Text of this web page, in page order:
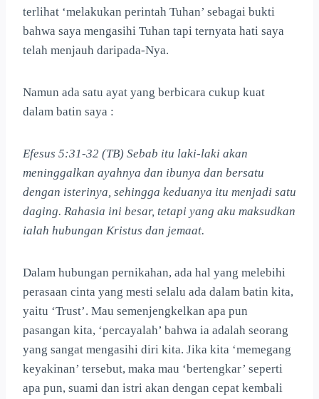
terlihat ‘melakukan perintah Tuhan’ sebagai bukti
bahwa saya mengasihi Tuhan tapi ternyata hati saya
telah menjauh daripada-Nya.
Namun ada satu ayat yang berbicara cukup kuat
dalam batin saya :
Efesus 5:31-32 (TB) Sebab itu laki-laki akan
meninggalkan ayahnya dan ibunya dan bersatu
dengan isterinya, sehingga keduanya itu menjadi satu
daging. Rahasia ini besar, tetapi yang aku maksudkan
ialah hubungan Kristus dan jemaat.
Dalam hubungan pernikahan, ada hal yang melebihi
perasaan cinta yang mesti selalu ada dalam batin kita,
yaitu ‘Trust’. Mau semenjengkelkan apa pun
pasangan kita, ‘percayalah’ bahwa ia adalah seorang
yang sangat mengasihi diri kita. Jika kita ‘memegang
keyakinan’ tersebut, maka mau ‘bertengkar’ seperti
apa pun, suami dan istri akan dengan cepat kembali